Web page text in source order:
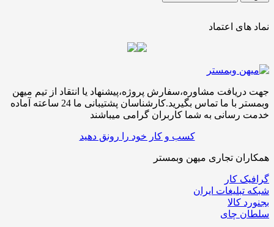
اعتماد
مشاوره،سفارش پروژه،پیشنهاد یا انتقاد از تیم میهن
وبمستر با ما تماس بگیرید.کارشناسان پشتیبانی ما 24 ساعته آماده
به شما کاربران گرامی میباشند
کسب و کار خود را رونق دهید
تجاری میهن وبمستر
ایران
چای